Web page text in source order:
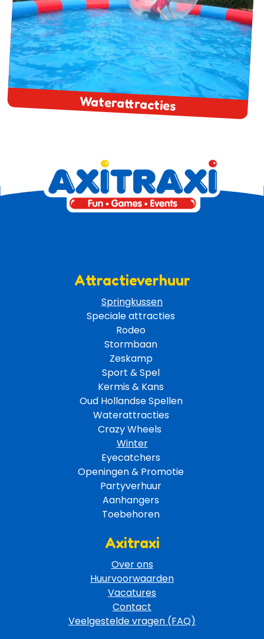
Waterattracties
Attractieverhuur
Springkussen
Speciale attracties
Rodeo
Stormbaan
Zeskamp
Sport & Spel
Kermis & Kans
Oud Hollandse Spellen
Waterattracties
Crazy Wheels
Winter
Eyecatchers
Openingen & Promotie
Partyverhuur
Aanhangers
Toebehoren
Axitraxi
Over ons
Huurvoorwaarden
Vacatures
Contact
Veelgestelde vragen (FAQ)